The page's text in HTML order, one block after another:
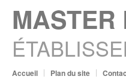
MASTER
Accueil Plan du site